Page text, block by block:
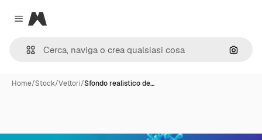
Close menu
Magnific
Cerca
Home/Stock/Vettori/Sfondo realistico de…